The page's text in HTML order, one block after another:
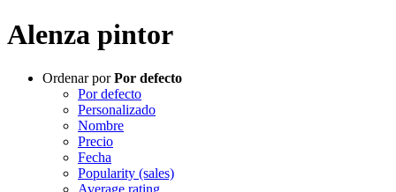
Alenza pintor
Ordenar porPor defecto
Por defecto
Personalizado
Nombre
Precio
Fecha
Popularity (sales)
Average rating